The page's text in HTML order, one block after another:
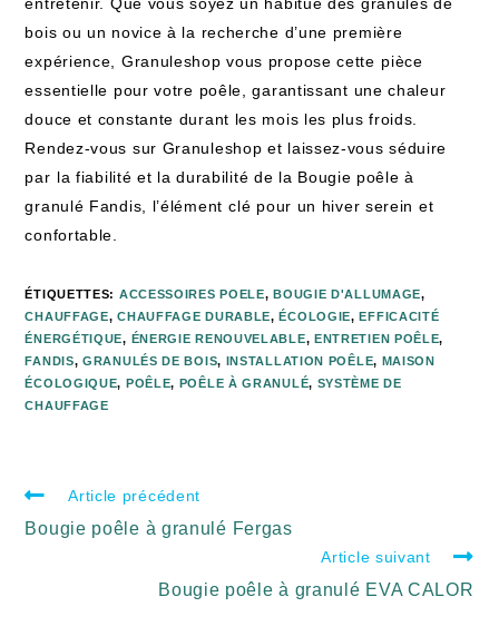
bois ou un novice à la recherche d’une‌ première
expérience, Granuleshop vous propose cette⁢ pièce
essentielle pour votre poêle, garantissant une chaleur
douce et constante durant les mois les plus froids.
Rendez-vous sur Granuleshop et laissez-vous séduire
par ⁤la fiabilité et la durabilité de la Bougie ‍poêle ‌à
granulé Fandis, l’élément ⁣clé pour un hiver serein et
confortable.
ÉTIQUETTES: ACCESSOIRES POELE, BOUGIE D'ALLUMAGE,
CHAUFFAGE, CHAUFFAGE DURABLE, ÉCOLOGIE, EFFICACITÉ
ÉNERGÉTIQUE, ÉNERGIE RENOUVELABLE, ENTRETIEN POÊLE,
FANDIS, GRANULÉS DE BOIS, INSTALLATION POÊLE, MAISON
ÉCOLOGIQUE, POÊLE, POÊLE À GRANULÉ, SYSTÈME DE
CHAUFFAGE
Article précédent
Bougie poêle à granulé Fergas
Article suivant
Bougie poêle à granulé EVA CALOR